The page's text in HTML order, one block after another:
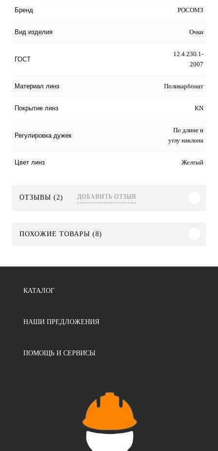
Бренд РОСОМЗ
Вид изделия Очки
ГОСТ
12.4.230.1-
2007
Материал линз Поликарбонат
Покрытие линз KN
Регулировка дужек
По длине и
углу наклона
Цвет линз Желтый
ОТЗЫВЫ (2) ДОБАВИТЬ ОТЗЫВ
ПОХОЖИЕ ТОВАРЫ (8)
КАТАЛОГ
НАШИ ПРЕДЛОЖЕНИЯ
ПОМОЩЬ И СЕРВИСЫ